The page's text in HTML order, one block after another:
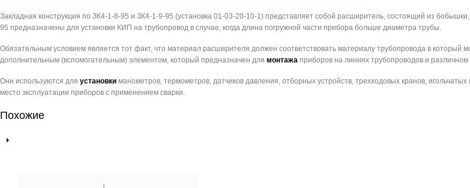
Закладная конструкция по ЗК4-1-8-95 и ЗК4-1-9-95 (установка 01-03-20-10-1) представляет собой расширитель, состоящий из
95 предназначены для установки КИП на трубопровод в случае, когда длина погружной части прибора больше диаметра трубы.
Обязательным условием является тот факт, что материал расширителя должен соответствовать материалу трубопровода в который
дополнительным (вспомогательным) элементом, который предназначен для монтажа приборов на линиях трубопроводов и
Они используются для установки манометров, термометров, датчиков давления, отборных устройств, трехходовых кранов,
место эксплуатации приборов с применением сварки.
Похожие